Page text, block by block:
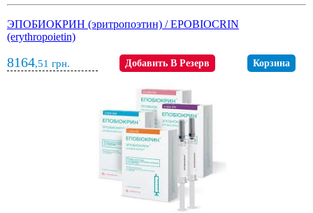
ЭПОБИОКРИН (эритропоэтин) / EPOBIOCRIN
(erythropoietin)
8164,51 грн. Добавить В Резерв Корзина